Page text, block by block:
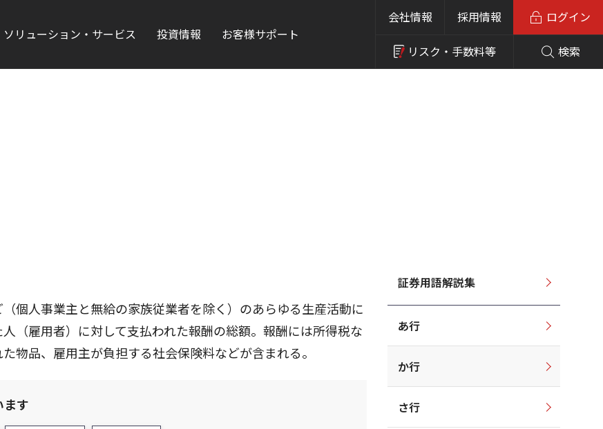
ソリューション・サービス 投資情報 お客様サポート
会社情報 採用情報
リスク・ 手数料等 検索
ログイン
個人事業主と無給の家族従業者を除く）のあらゆる生産活動に
（雇用者）に対して支払われた報酬の総額。報酬には所得税な
物品、雇用主が負担する社会保険料などが含まれる。
ます
証券用語解説集
あ行
か行
さ行